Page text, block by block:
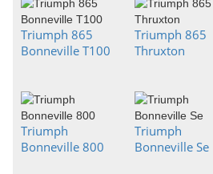
Triumph 865
Bonneville T100
Triumph 865
Thruxton
Triumph
Bonneville 800
Triumph
Bonneville Se